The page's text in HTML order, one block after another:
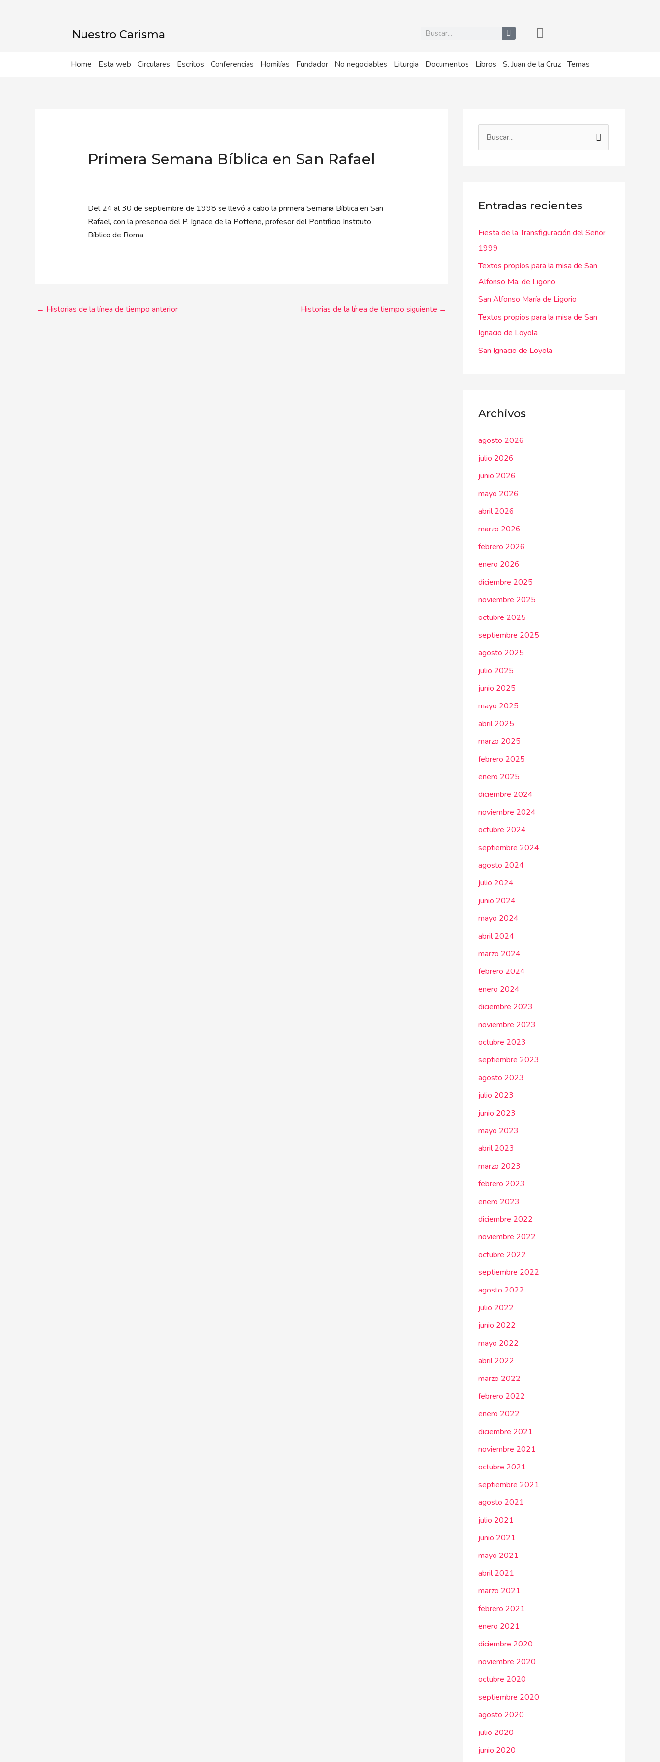
Nuestro Carisma
Home Esta web Circulares Escritos Conferencias Homilías Fundador No negociables Liturgia Documentos Libros S. Juan de la Cruz Temas
Primera Semana Bíblica en San Rafael
Del 24 al 30 de septiembre de 1998 se llevó a cabo la primera Semana Bíblica en San
Rafael, con la presencia del P. Ignace de la Potterie, profesor del Pontificio Instituto
Bíblico de Roma
← Historias de la línea de tiempo anterior Historias de la línea de tiempo siguiente →
a
p
o
r
:
Entradas recientes
Fiesta de la Transfiguración del Señor
1999
Textos propios para la misa de San
Alfonso Ma. de Ligorio
San Alfonso María de Ligorio
Textos propios para la misa de San
Ignacio de Loyola
San Ignacio de Loyola
Archivos
agosto 2026
julio 2026
junio 2026
mayo 2026
abril 2026
marzo 2026
febrero 2026
enero 2026
diciembre 2025
noviembre 2025
octubre 2025
septiembre 2025
agosto 2025
julio 2025
junio 2025
mayo 2025
abril 2025
marzo 2025
febrero 2025
enero 2025
diciembre 2024
noviembre 2024
octubre 2024
septiembre 2024
agosto 2024
julio 2024
junio 2024
mayo 2024
abril 2024
marzo 2024
febrero 2024
enero 2024
diciembre 2023
noviembre 2023
octubre 2023
septiembre 2023
agosto 2023
julio 2023
junio 2023
mayo 2023
abril 2023
marzo 2023
febrero 2023
enero 2023
diciembre 2022
noviembre 2022
octubre 2022
septiembre 2022
agosto 2022
julio 2022
junio 2022
mayo 2022
abril 2022
marzo 2022
febrero 2022
enero 2022
diciembre 2021
noviembre 2021
octubre 2021
septiembre 2021
agosto 2021
julio 2021
junio 2021
mayo 2021
abril 2021
marzo 2021
febrero 2021
enero 2021
diciembre 2020
noviembre 2020
octubre 2020
septiembre 2020
agosto 2020
julio 2020
junio 2020